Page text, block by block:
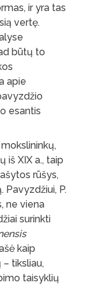
ir yra tas
vertę.
būtų to
apie
esantis
iš XIX a., taip
rūšys,
Pavyzdžiui, P.
ne viena
surinkti
kaip
tiksliau,
taisyklių